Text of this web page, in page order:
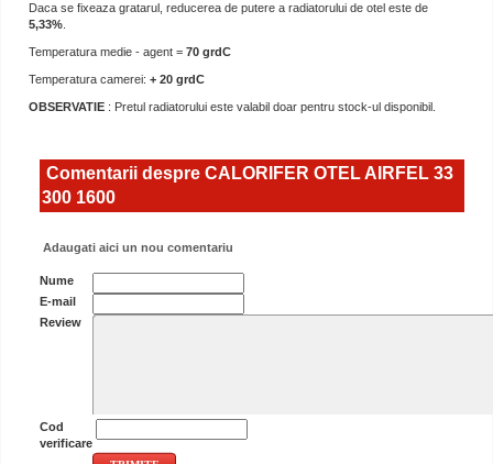
Daca se fixeaza gratarul, reducerea de putere a radiatorului de otel este de
5,33%
Temperatura medie - agent = 70 grdC
Temperatura camerei: + 20 grdC
OBSERVATIE : Pretul radiatorului este valabil doar pentru stock-ul disponibil.
Comentarii despre CALORIFER OTEL AIRFEL 33
300 1600
Adaugati aici un nou comentariu
Nume
E-mail
Review
Cod
verificare